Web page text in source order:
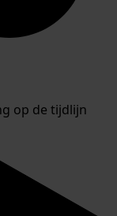
op de tijdlijn